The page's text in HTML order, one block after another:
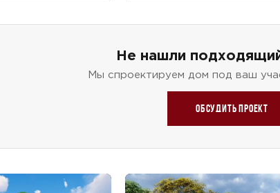
Не нашли
Мы спроектируем дом под ваш
Обсудить проект